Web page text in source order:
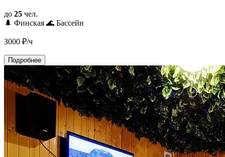
до 25 чел.
🌲 Финская 🌊 Бассейн
3000 ₽/ч
Подробнее